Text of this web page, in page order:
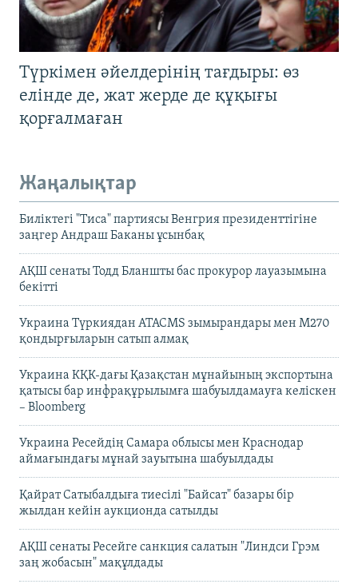
Түркімен әйелдерінің тағдыры: өз
елінде де, жат жерде де құқығы
қорғалмаған
Жаңалықтар
Биліктегі "Тиса" партиясы Венгрия президенттігіне
заңгер Андраш Баканы ұсынбақ
АҚШ сенаты Тодд Бланшты бас прокурор лауазымына
бекітті
Украина Түркиядан ATACMS зымырандары мен M270
қондырғыларын сатып алмақ
Украина КҚК-дағы Қазақстан мұнайының экспортына
қатысы бар инфрақұрылымға шабуылдамауға келіскен
– Bloomberg
Украина Ресейдің Самара облысы мен Краснодар
аймағындағы мұнай зауытына шабуылдады
Қайрат Сатыбалдыға тиесілі "Байсат" базары бір
жылдан кейін аукционда сатылды
АҚШ сенаты Ресейге санкция салатын "Линдси Грэм
заң жобасын" мақұлдады